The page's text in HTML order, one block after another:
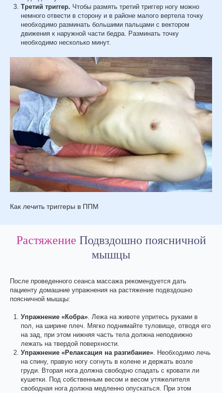
Третий триггер. Чтобы размять третий триггер ногу можно
немного отвести в сторону и в районе малого вертела точку
необходимо разминать большими пальцами с вектором
движения к наружной части бедра. Разминать точку
необходимо несколько минут.
Как лечить триггеры в ППМ
Растяжение Подвздошно поясничной
мышцы
После проведенного сеанса массажа рекомендуется дать
пациенту домашние упражнения на растяжение подвздошно
поясничной мышцы:
Упражнение «Кобра». Лежа на животе упритесь руками в
пол, на ширине плеч. Мягко поднимайте туловище, отводя его
на зад, при этом нижняя часть тела должна неподвижно
лежать на твердой поверхности.
Упражнение «Релаксация на разгибание». Необходимо лечь
на спину, правую ногу согнуть в колене и держать возле
груди. Вторая нога должна свободно спадать с кровати ли
кушетки. Под собственным весом и весом утяжелителя
свободная нога должна медленно опускаться. При этом